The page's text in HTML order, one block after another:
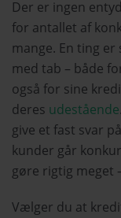
Der er ingen
for antallet af
mange. En ting
med tab – både
også for sine
deres udestående
give et fast svar
kunder går
gøre rigtig meget
Vælger du at